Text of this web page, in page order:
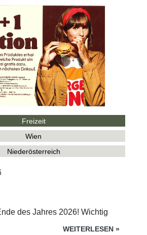
Freizeit
Wien
Niederösterreich
des Jahres 2026! Wichtig
WEITERLESEN »